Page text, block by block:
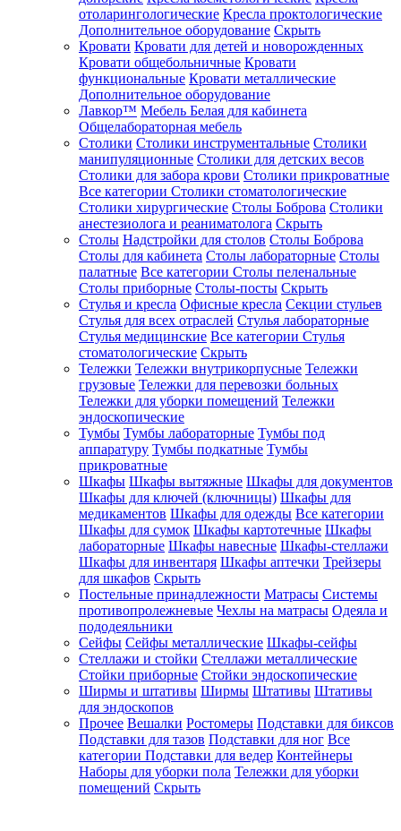
отоларингологические Кресла проктологические
Дополнительное оборудование Скрыть
Кровати Кровати для детей и новорожденных
Кровати общебольничные Кровати
функциональные Кровати металлические
Дополнительное оборудование
Лавкор™ Мебель Белая для кабинета
Общелабораторная мебель
Столики Столики инструментальные Столики
манипуляционные Столики для детских весов
Столики для забора крови Столики прикроватные
Все категории Столики стоматологические
Столики хирургические Столы Боброва Столики
анестезиолога и реаниматолога Скрыть
Столы Надстройки для столов Столы Боброва
Столы для кабинета Столы лабораторные Столы
палатные Все категории Столы пеленальные
Столы приборные Столы-посты Скрыть
Стулья и кресла Офисные кресла Секции стульев
Стулья для всех отраслей Стулья лабораторные
Стулья медицинские Все категории Стулья
стоматологические Скрыть
Тележки Тележки внутрикорпусные Тележки
грузовые Тележки для перевозки больных
Тележки для уборки помещений Тележки
эндоскопические
Тумбы Тумбы лабораторные Тумбы под
аппаратуру Тумбы подкатные Тумбы
прикроватные
Шкафы Шкафы вытяжные Шкафы для документов
Шкафы для ключей (ключницы) Шкафы для
медикаментов Шкафы для одежды Все категории
Шкафы для сумок Шкафы картотечные Шкафы
лабораторные Шкафы навесные Шкафы-стеллажи
Шкафы для инвентаря Шкафы аптечки Трейзеры
для шкафов Скрыть
Постельные принадлежности Матрасы Системы
противопролежневые Чехлы на матрасы Одеяла и
пододеяльники
Сейфы Сейфы металлические Шкафы-сейфы
Стеллажи и стойки Стеллажи металлические
Стойки приборные Стойки эндоскопические
Ширмы и штативы Ширмы Штативы Штативы
для эндоскопов
Прочее Вешалки Ростомеры Подставки для биксов
Подставки для тазов Подставки для ног Все
категории Подставки для ведер Контейнеры
Наборы для уборки пола Тележки для уборки
помещений Скрыть